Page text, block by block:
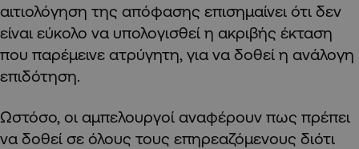
αιτιολόγηση της απόφασης επισημαίνει ότι δεν
είναι εύκολο να υπολογισθεί η ακριβής έκταση
που παρέμεινε ατρύγητη, για να δοθεί η ανάλογη
επιδότηση.
Ωστόσο, οι αμπελουργοί αναφέρουν πως πρέπει
να δοθεί σε όλους τους επηρεαζόμενους διότι